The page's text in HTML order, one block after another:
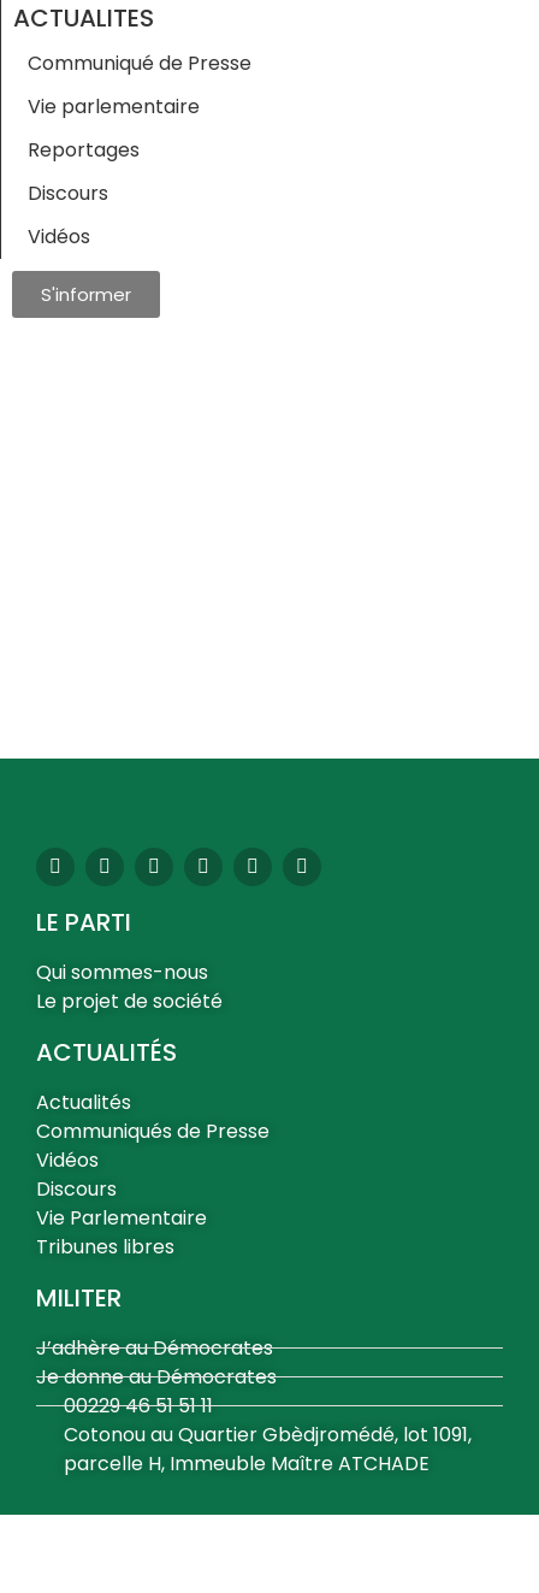
ACTUALITES
Communiqué de Presse
Vie parlementaire
Reportages
Discours
Vidéos
S'informer
LE PARTI
Qui sommes-nous
Le projet de société
ACTUALITÉS
Actualités
Communiqués de Presse
Vidéos
Discours
Vie Parlementaire
Tribunes libres
MILITER
J’adhère au Démocrates
Je donne au Démocrates
00229 46 51 51 11
Cotonou au Quartier Gbèdjromédé, lot 1091,
parcelle H, Immeuble Maître ATCHADE